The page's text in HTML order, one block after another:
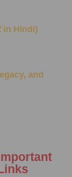
in Hindi)
and